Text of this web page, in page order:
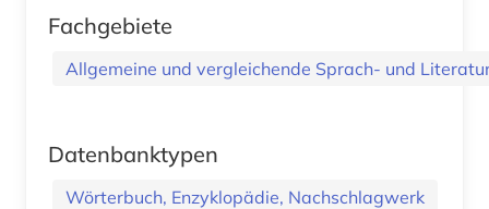
Fachgebiete
Allgemeine und vergleichende Sprach- und
Datenbanktypen
Wörterbuch, Enzyklopädie, Nachschlagwerk